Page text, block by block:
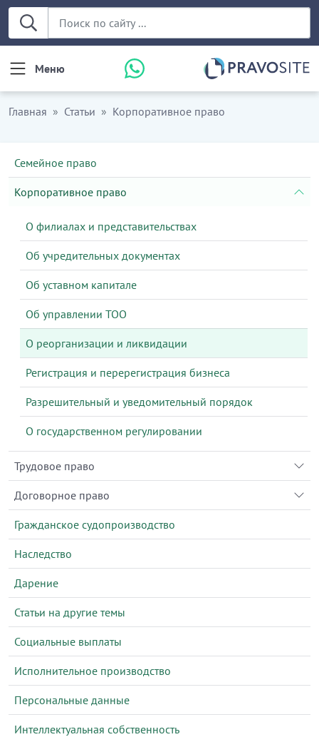
Меню
Главная Статьи Корпоративное право
Семейное право
Корпоративное право
О филиалах и представительствах
Об учредительных документах
Об уставном капитале
Об управлении ТОО
О реорганизации и ликвидации
Регистрация и перерегистрация бизнеса
Разрешительный и уведомительный порядок
О государственном регулировании
Трудовое право
Договорное право
Гражданское судопроизводство
Наследство
Дарение
Статьи на другие темы
Социальные выплаты
Исполнительное производство
Персональные данные
Интеллектуальная собственность